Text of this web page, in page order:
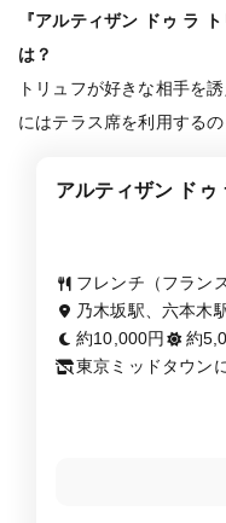
『アルティザン ドゥ ラ
は？
トリュフが好きな相手を
にはテラス席を利用するの
アルティザン ドゥ
フレンチ（フラン
乃木坂駅、六本木
約10,000円
約
東京ミッドタウン